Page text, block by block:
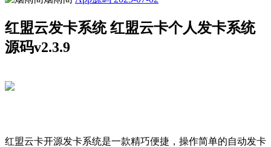
红盟云发卡系统 红盟云卡个人发卡系统
源码v2.3.9
红盟云卡开源发卡系统是一款精巧便捷，操作简单的自动发卡